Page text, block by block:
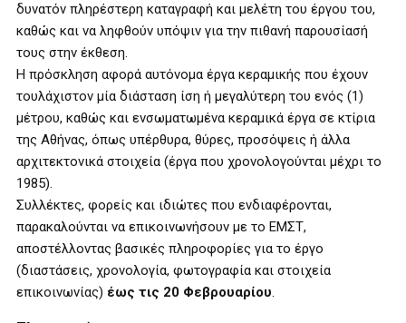
δυνατόν πληρέστερη καταγραφή και μελέτη του έργου του,
καθώς και να ληφθούν υπόψιν για την πιθανή παρουσίασή
τους στην έκθεση.
Η πρόσκληση αφορά αυτόνομα έργα κεραμικής που έχουν
τουλάχιστον μία διάσταση ίση ή μεγαλύτερη του ενός (1)
μέτρου, καθώς και ενσωματωμένα κεραμικά έργα σε κτίρια
της Αθήνας, όπως υπέρθυρα, θύρες, προσόψεις ή άλλα
αρχιτεκτονικά στοιχεία (έργα που χρονολογούνται μέχρι το
1985).
Συλλέκτες, φορείς και ιδιώτες που ενδιαφέρονται,
παρακαλούνται να επικοινωνήσουν με το ΕΜΣΤ,
αποστέλλοντας βασικές πληροφορίες για το έργο
(διαστάσεις, χρονολογία, φωτογραφία και στοιχεία
επικοινωνίας) έως τις 20 Φεβρουαρίου.